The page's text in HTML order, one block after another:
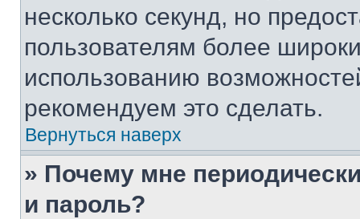
несколько секунд, но
пользователям более
использованию
рекомендуем это сделать.
Вернуться наверх
» Почему мне
и пароль?